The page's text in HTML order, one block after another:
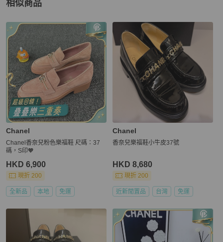
相似商品
更多相似Chanel女鞋推薦精品
Chanel
Chanel香奈兒粉色樂福鞋 尺碼：37
碼，S印🧡
HKD 6,900
現折 200
全新品 本地 免運
Chanel
香奈兒樂福鞋小牛皮37號
HKD 8,680
現折 200
近新閒置品 台灣 免運